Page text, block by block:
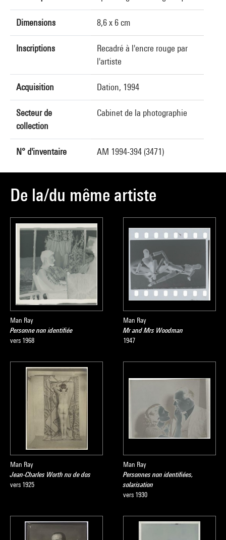
Dimensions 8,6 x 6 cm
Inscriptions
Recadré à l'encre rouge par
l'artiste
Acquisition Dation, 1994
Secteur de
collection
Cabinet de la photographie
N° d'inventaire AM 1994-394 (3471)
De la/du même artiste
Man Ray
Personne non identifiée
vers 1968
Man Ray
Mr and Mrs Woodman
1947
Man Ray
Jean-Charles Worth nu de dos
vers 1925
Man Ray
Personnes non identifiées,
solarisation
vers 1930